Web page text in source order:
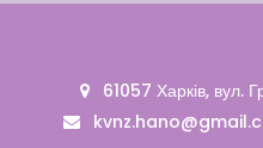
61057 Харків, вул.